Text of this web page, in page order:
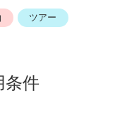
ツアー
条件